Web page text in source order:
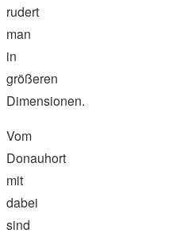
rudert
man
in
größeren
Dimensionen.
Vom
Donauhort
mit
dabei
sind